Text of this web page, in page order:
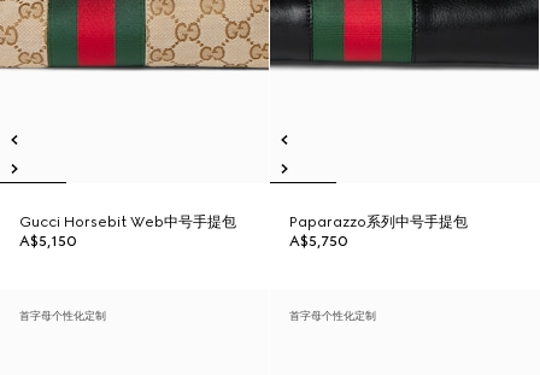
Gucci Horsebit Web中号手提包
A$5,150
Paparazzo系列中号手提包
A$5,750
首字母个性化定制 首字母个性化定制